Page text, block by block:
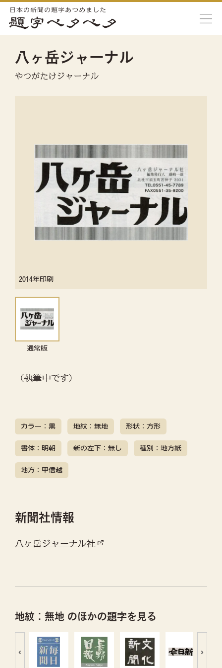
八ヶ岳ジャーナル
やつがたけジャーナル
2014年印刷
通常版
（執筆中です）
カラー：黒 地紋：無地 形状：方形
書体：明朝 新の左下：無し 種別：地方紙
地方：甲信越
新聞社情報
八ヶ岳ジャーナル社
地紋：無地 のほかの題字を見る
‹ ›